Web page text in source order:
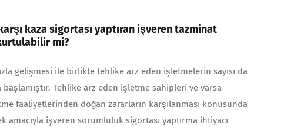
kaza sigortası yaptıran işveren tazminat
mi?
gelişmesi ile birlikte tehlike arz eden işletmelerin sayısı da
başlamıştır. Tehlike arz eden işletme sahipleri ve varsa
faaliyetlerinden doğan zararların karşılanması konusunda
işveren sorumluluk sigortası yaptırma ihtiyacı